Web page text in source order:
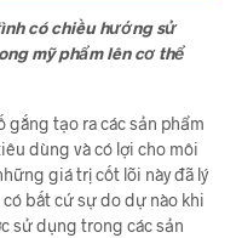
có chiều hướng sử
mỹ phẩm lên cơ thể
gắng tạo ra các sản phẩm
dùng và có lợi cho môi
giá trị cốt lõi này đã lý
bất cứ sự do dự nào khi
sử dụng trong các sản